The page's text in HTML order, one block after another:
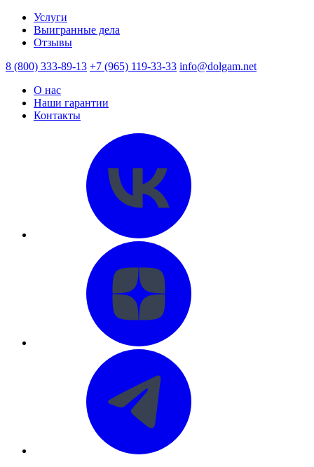
Услуги
Выигранные дела
Отзывы
8 (800) 333-89-13 +7 (965) 119-33-33 info@dolgam.net
О нас
Наши гарантии
Контакты